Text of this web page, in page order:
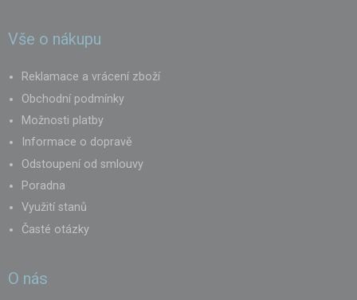
Vše o nákupu
Reklamace a vrácení zboží
Obchodní podmínky
Možnosti platby
Informace o dopravě
Odstoupení od smlouvy
Poradna
Využití stanů
Časté otázky
O nás